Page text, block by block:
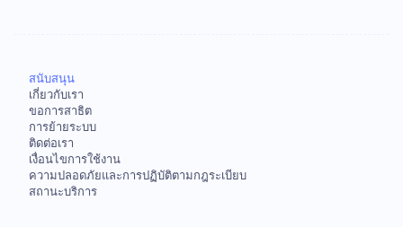
สนับสนุน
เกี่ยวกับเรา
ขอการสาธิต
การย้ายระบบ
ติดต่อเรา
เงื่อนไขการใช้งาน
ความปลอดภัยและการปฏิบัติตามกฎระเบียบ
สถานะบริการ